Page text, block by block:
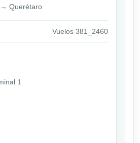
→ Querétaro
Vuelos 381_2460
1